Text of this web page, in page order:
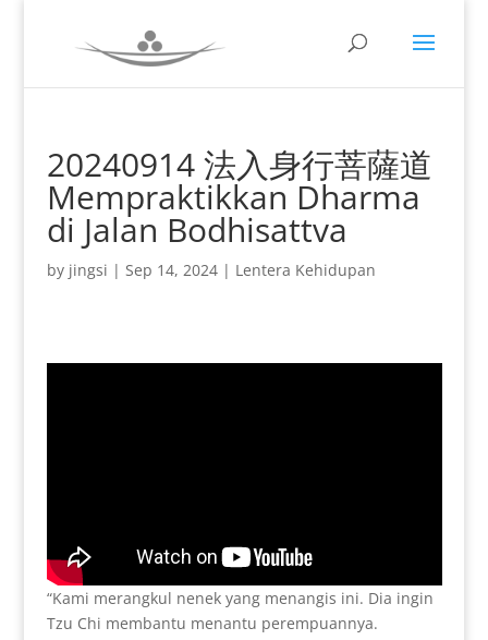
20240914 法入身行菩薩道
Mempraktikkan Dharma
di Jalan Bodhisattva
by jingsi | Sep 14, 2024| Lentera Kehidupan
“Kami merangkul nenek yang menangis ini. Dia ingin
Tzu Chi membantu menantu perempuannya.